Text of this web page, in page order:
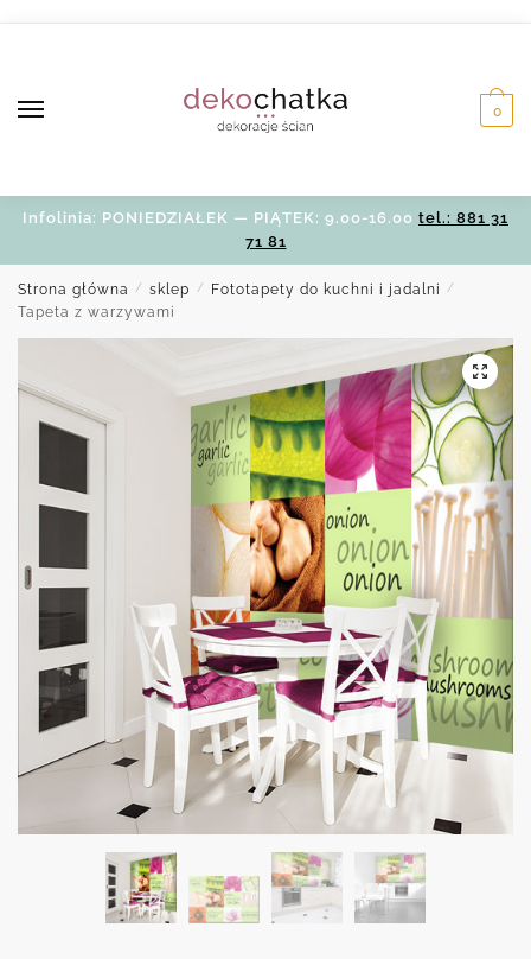
0
Infolinia: PONIEDZIAŁEK — PIĄTEK: 9.00-16.00 tel.: 881 31
71 81
Strona główna / sklep / Fototapety do kuchni i jadalni /
Tapeta z warzywami